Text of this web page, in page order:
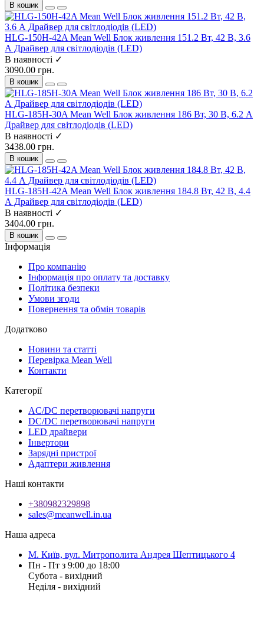
В кошик
HLG-150H-42A Mean Well Блок живлення 151.2 Вт, 42 В, 3.6
А Драйвер для світлодіодів (LED)
В наявності ✓
3090.00 грн.
В кошик
HLG-185H-30A Mean Well Блок живлення 186 Вт, 30 В, 6.2 А
Драйвер для світлодіодів (LED)
В наявності ✓
3438.00 грн.
В кошик
HLG-185H-42A Mean Well Блок живлення 184.8 Вт, 42 В, 4.4
А Драйвер для світлодіодів (LED)
В наявності ✓
3404.00 грн.
В кошик
Інформація
Про компанію
Інформація про оплату та доставку
Політика безпеки
Умови згоди
Повернення та обмін товарів
Додатково
Новини та статті
Перевірка Mean Well
Контакти
Категорії
AC/DC перетворювачі напруги
DC/DC перетворювачі напруги
LED драйвери
Інвертори
Зарядні пристрої
Адаптери живлення
Наші контакти
+380982329898
sales@meanwell.in.ua
Наша адреса
М. Київ, вул. Митрополита Андрея Шептицького 4
Пн - Пт з 9:00 до 18:00
Субота - вихідний
Неділя - вихідний